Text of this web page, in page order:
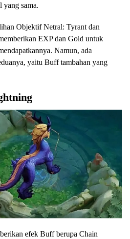
yang sama.
Objektif Netral: Tyrant dan
EXP dan Gold untuk
Namun, ada
yaitu Buff tambahan yang
efek Buff berupa Chain